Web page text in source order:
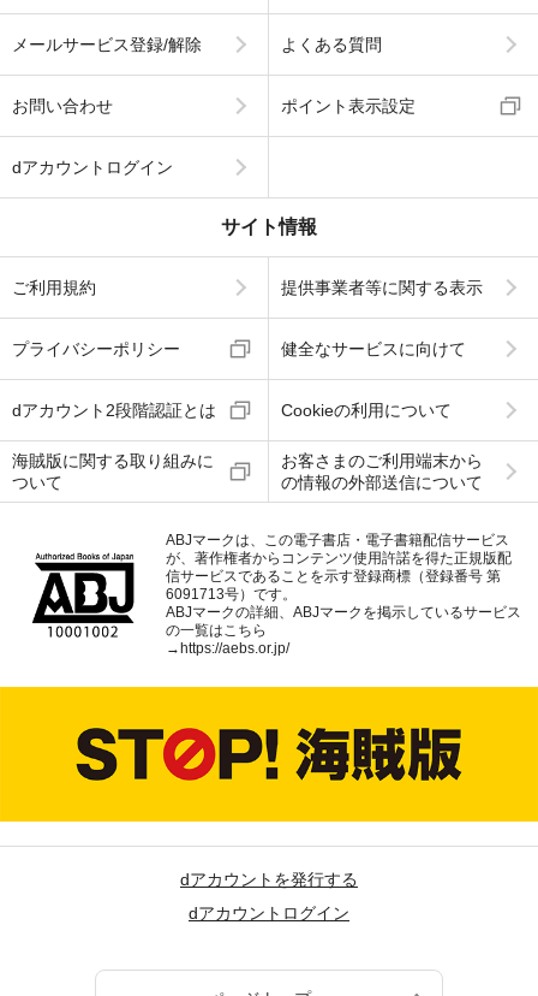
メールサービス登録/解除 よくある質問
お問い合わせ ポイント表示設定
dアカウントログイン
サイト情報
ご利用規約 提供事業者等に関する表示
プライバシーポリシー 健全なサービスに向けて
dアカウント2段階認証とは Cookieの利用について
海賊版に関する取り組みに
ついて
お客さまのご利用端末から
の情報の外部送信について
ABJマークは、この電子書店・電子書籍配信サービス
が、著作権者からコンテンツ使用許諾を得た正規版配
信サービスであることを示す登録商標（登録番号 第
6091713号）です。
ABJマークの詳細、ABJマークを掲示しているサービス
の一覧はこちら
→ https://aebs.or.jp/
dアカウントを発行する
dアカウントログイン